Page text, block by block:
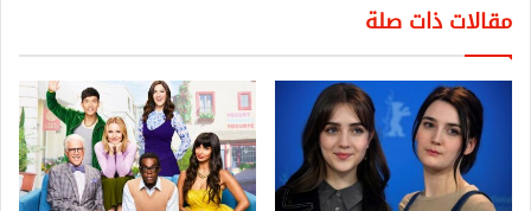
مقالات ذات صلة